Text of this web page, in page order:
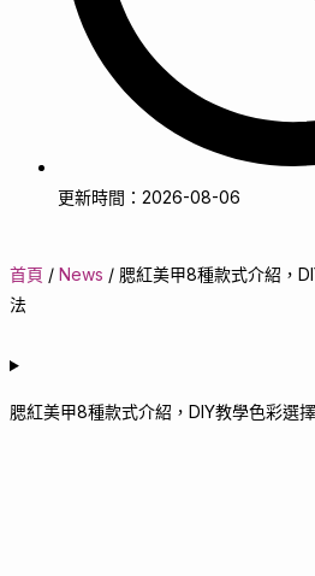
更新時間：2026-08-06
首頁 / News / 腮紅美甲8種款式介紹，
法
腮紅美甲8種款式介紹，DIY教學色彩選